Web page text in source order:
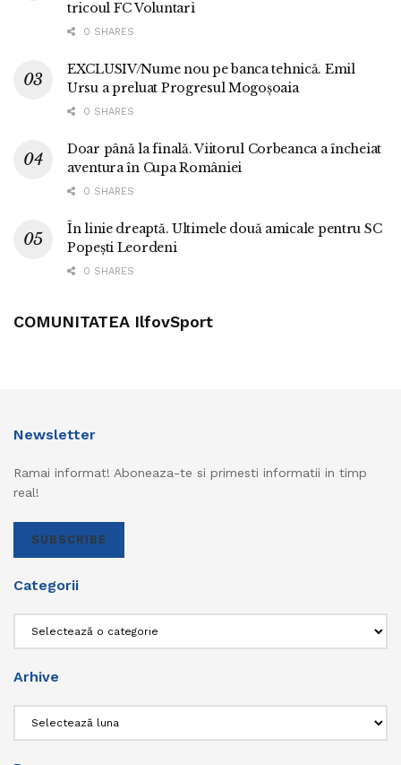
tricoul FC Voluntari
0 SHARES
EXCLUSIV/Nume nou pe banca tehnică. Emil
Ursu a preluat Progresul Mogoșoaia
0 SHARES
Doar până la finală. Viitorul Corbeanca a încheiat
aventura în Cupa României
0 SHARES
În linie dreaptă. Ultimele două amicale pentru SC
Popești Leordeni
0 SHARES
COMUNITATEA IlfovSport
Newsletter
Ramai informat! Aboneaza-te si primesti informatii in timp
real!
SUBSCRIBE
Categorii
Arhive